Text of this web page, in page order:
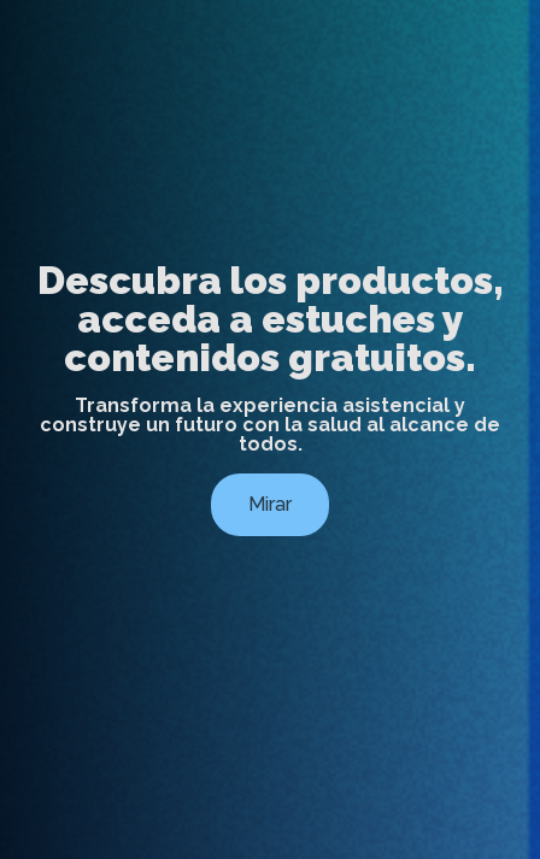
Descubra los productos,
acceda a estuches y
contenidos gratuitos.
Transforma la experiencia asistencial y
construye un futuro con la salud al alcance de
todos.
Mirar